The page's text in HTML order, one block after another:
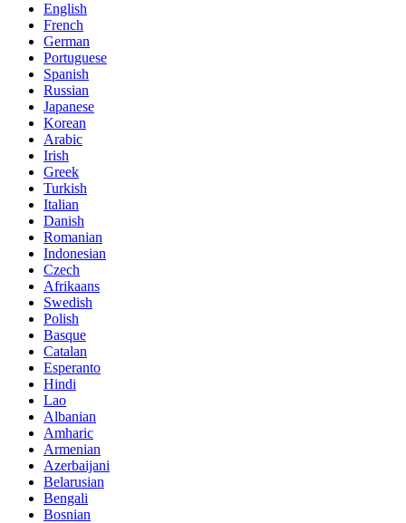
English
French
German
Portuguese
Spanish
Russian
Japanese
Korean
Arabic
Irish
Greek
Turkish
Italian
Danish
Romanian
Indonesian
Czech
Afrikaans
Swedish
Polish
Basque
Catalan
Esperanto
Hindi
Lao
Albanian
Amharic
Armenian
Azerbaijani
Belarusian
Bengali
Bosnian